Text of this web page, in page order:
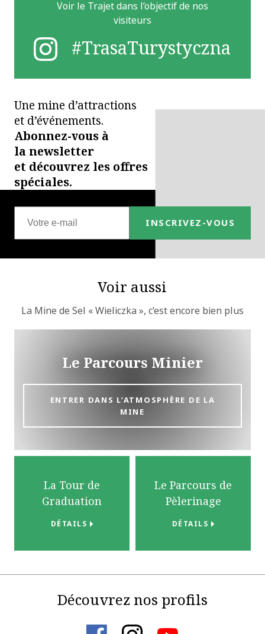
Voir le Trajet dans l’objectif de nos
visiteurs
#TrasaTurystyczna
Une mine d’attractions
et d’événements.
Abonnez-vous à
la newsletter
et découvrez les offres
spéciales.
INSCRIVEZ-VOUS
Voir aussi
La Mine de Sel « Wieliczka », c’est encore bien plus
Le Parcours Minier
ENTRER DANS L’ATMOSPHÈRE DE LA
MINE
La Tour de
Graduation
DÉTAILS
Le Parcours de
Pèlerinage
DÉTAILS
Découvrez nos profils